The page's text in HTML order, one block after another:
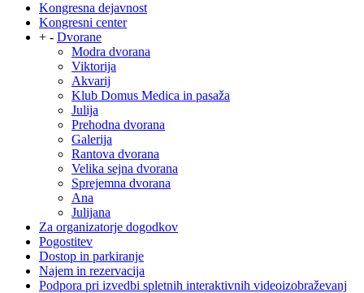
Kongresna dejavnost
Kongresni center
+ - Dvorane
Modra dvorana
Viktorija
Akvarij
Klub Domus Medica in pasaža
Julija
Prehodna dvorana
Galerija
Rantova dvorana
Velika sejna dvorana
Sprejemna dvorana
Ana
Julijana
Za organizatorje dogodkov
Pogostitev
Dostop in parkiranje
Najem in rezervacija
Podpora pri izvedbi spletnih interaktivnih videoizobraževanj